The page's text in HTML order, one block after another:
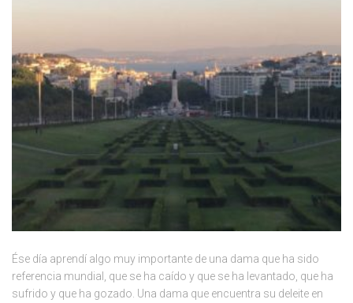
Ése día aprendí algo muy importante de una dama que ha sido
referencia mundial, que se ha caído y que se ha levantado, que ha
sufrido y que ha gozado. Una dama que encuentra su deleite en